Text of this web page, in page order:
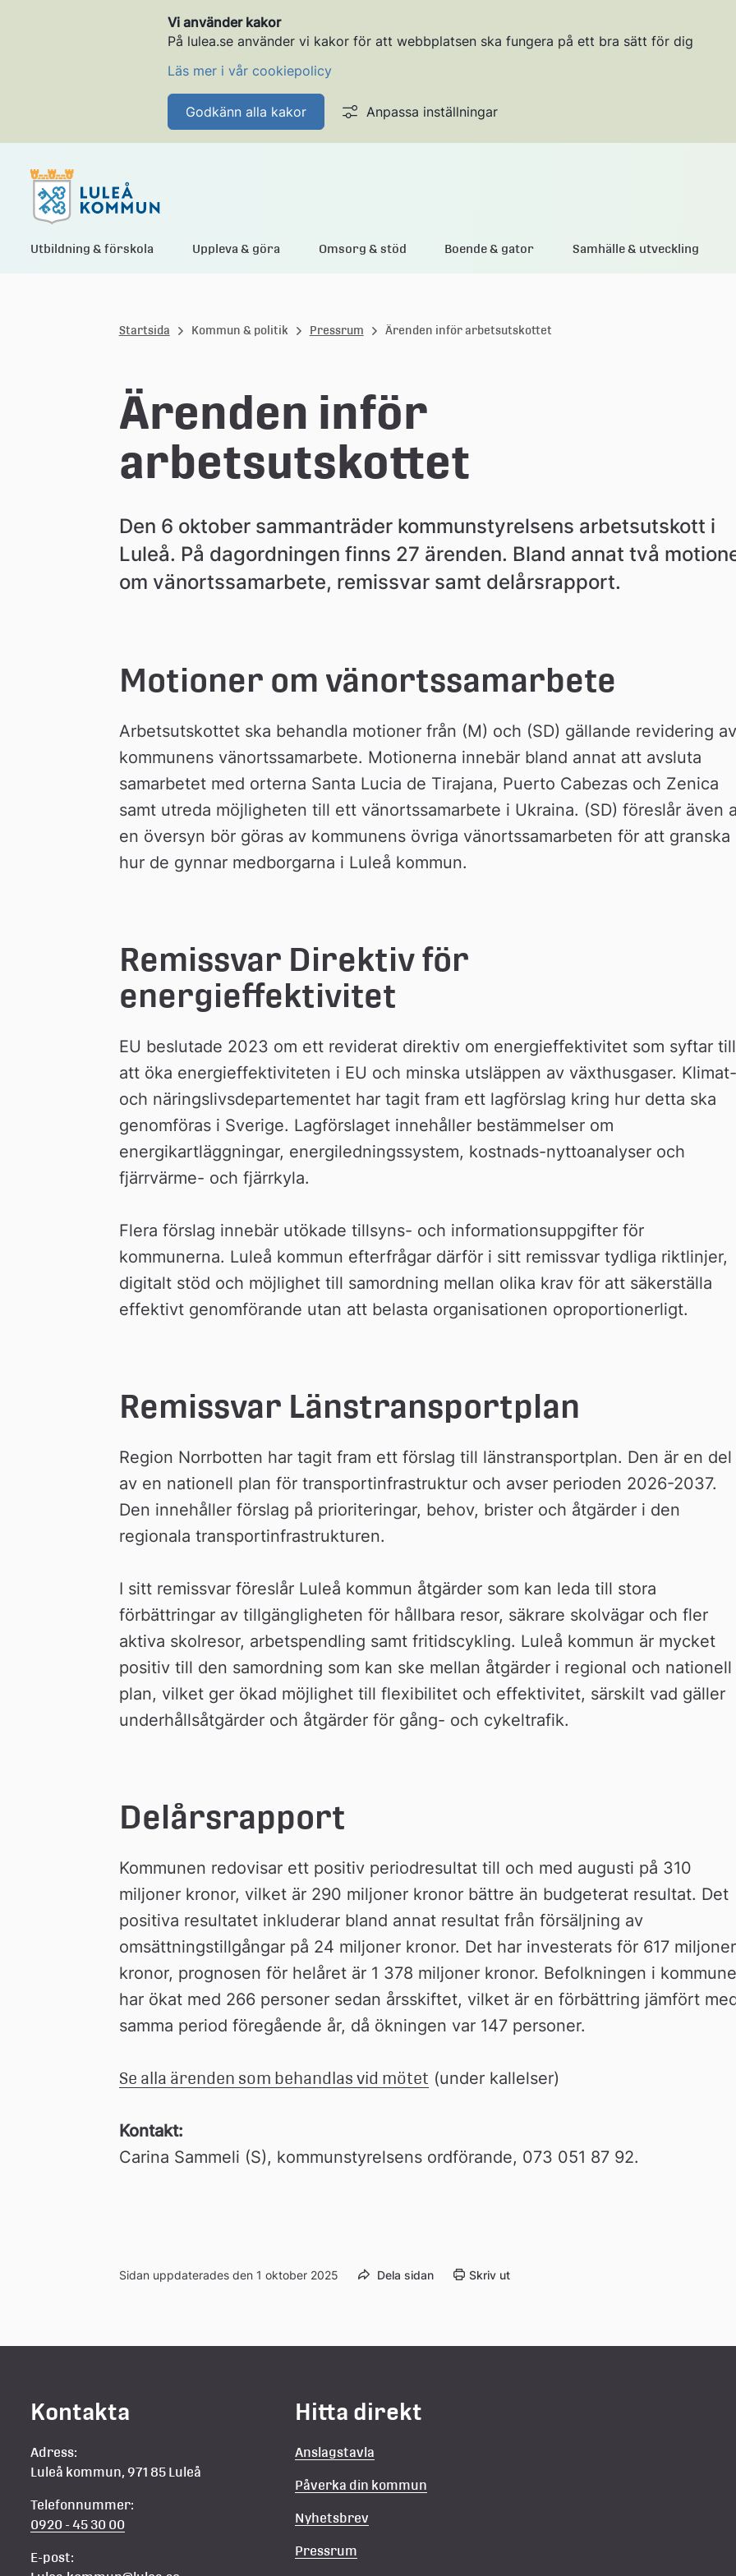
Vi använder kakor
På lulea.se använder vi kakor för att webbplatsen ska fungera på ett bra sätt för dig
Läs mer i vår cookiepolicy
Godkänn alla kakor Anpassa inställningar
L
Utbildning & förskola Uppleva & göra Omsorg & stöd Boende & gator Samhälle & utveckling
Startsida Kommun & politik Pressrum Ärenden inför arbetsutskottet
Ärenden inför
arbetsutskottet
Den 6 oktober sammanträder kommunstyrelsens arbetsutskott i
Luleå. På dagordningen finns 27 ärenden. Bland annat två
om vänortssamarbete, remissvar samt delårsrapport.
Motioner om vänortssamarbete
Arbetsutskottet ska behandla motioner från (M) och (SD) gällande revidering av
kommunens vänortssamarbete. Motionerna innebär bland annat att avsluta
samarbetet med orterna Santa Lucia de Tirajana, Puerto Cabezas och Zenica
samt utreda möjligheten till ett vänortssamarbete i Ukraina. (SD) föreslår även
en översyn bör göras av kommunens övriga vänortssamarbeten för att granska
hur de gynnar medborgarna i Luleå kommun.
Remissvar Direktiv för
energieffektivitet
EU beslutade 2023 om ett reviderat direktiv om energieffektivitet som syftar till
att öka energieffektiviteten i EU och minska utsläppen av växthusgaser. Klimat-
och näringslivsdepartementet har tagit fram ett lagförslag kring hur detta ska
genomföras i Sverige. Lagförslaget innehåller bestämmelser om
energikartläggningar, energiledningssystem, kostnads-nyttoanalyser och
fjärrvärme- och fjärrkyla.
Flera förslag innebär utökade tillsyns- och informationsuppgifter för
kommunerna. Luleå kommun efterfrågar därför i sitt remissvar tydliga riktlinjer,
digitalt stöd och möjlighet till samordning mellan olika krav för att säkerställa
effektivt genomförande utan att belasta organisationen oproportionerligt.
Remissvar Länstransportplan
Region Norrbotten har tagit fram ett förslag till länstransportplan. Den är en del
av en nationell plan för transportinfrastruktur och avser perioden 2026-2037.
Den innehåller förslag på prioriteringar, behov, brister och åtgärder i den
regionala transportinfrastrukturen.
I sitt remissvar föreslår Luleå kommun åtgärder som kan leda till stora
förbättringar av tillgängligheten för hållbara resor, säkrare skolvägar och fler
aktiva skolresor, arbetspendling samt fritidscykling. Luleå kommun är mycket
positiv till den samordning som kan ske mellan åtgärder i regional och nationell
plan, vilket ger ökad möjlighet till flexibilitet och effektivitet, särskilt vad gäller
underhållsåtgärder och åtgärder för gång- och cykeltrafik.
Delårsrapport
Kommunen redovisar ett positiv periodresultat till och med augusti på 310
miljoner kronor, vilket är 290 miljoner kronor bättre än budgeterat resultat. Det
positiva resultatet inkluderar bland annat resultat från försäljning av
omsättningstillgångar på 24 miljoner kronor. Det har investerats för 617 miljoner
kronor, prognosen för helåret är 1 378 miljoner kronor. Befolkningen i
har ökat med 266 personer sedan årsskiftet, vilket är en förbättring jämfört
samma period föregående år, då ökningen var 147 personer.
Se alla ärenden som behandlas vid mötet (under kallelser)
Kontakt:
Carina Sammeli (S), kommunstyrelsens ordförande, 073 051 87 92.
Sidan uppdaterades den 1 oktober 2025 Dela sidan Skriv ut
Kontakta
Adress:
Luleå kommun, 971 85 Luleå
Telefonnummer:
0920 - 45 30 00
E-post:
Hitta direkt
Anslagstavla
Påverka din kommun
Nyhetsbrev
Pressrum